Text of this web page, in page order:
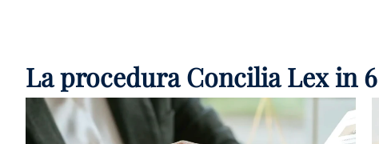
La procedura Concilia Lex in